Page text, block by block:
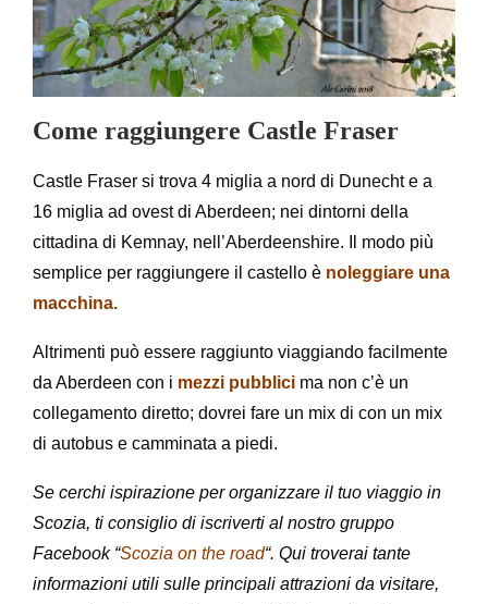
Come raggiungere Castle Fraser
Castle Fraser si trova 4 miglia a nord di Dunecht e a
16 miglia ad ovest di Aberdeen; nei dintorni della
cittadina di Kemnay, nell’Aberdeenshire. Il modo più
semplice per raggiungere il castello è noleggiare una
macchina.
Altrimenti può essere raggiunto viaggiando facilmente
da Aberdeen con i mezzi pubblici ma non c’è un
collegamento diretto; dovrei fare un mix di con un mix
di autobus e camminata a piedi.
Se cerchi ispirazione per organizzare il tuo viaggio in
Scozia, ti consiglio di iscriverti al nostro gruppo
Facebook “Scozia on the road“. Qui troverai tante
informazioni utili sulle principali attrazioni da visitare,